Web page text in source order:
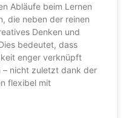
Abläufe beim Lernen
die neben der reinen
Denken und
bedeutet, dass
enger verknüpft
– nicht zuletzt dank der
flexibel mit